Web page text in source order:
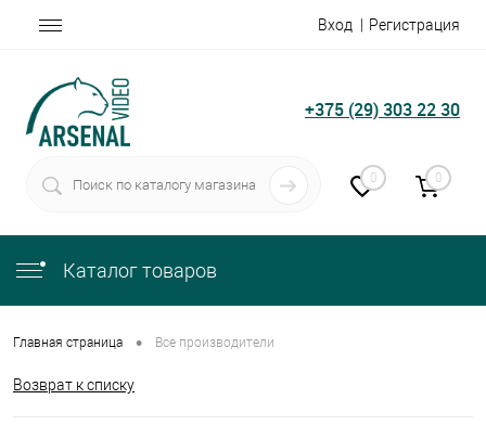
Вход Регистрация
+375 (29) 303 22 30
0 0
Каталог товаров
Главная страница • Все производители
Возврат к списку